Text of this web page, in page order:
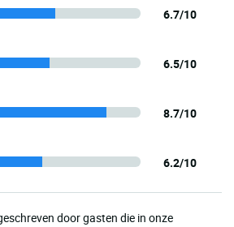
6.7/10
6.5/10
8.7/10
6.2/10
door gasten die in onze